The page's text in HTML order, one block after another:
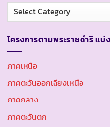
หมวด
หมู่
โครงการตามพระราชดำริ แบ่
ภาคเหนือ
ภาคตะวันออกเฉียงเหนือ
ภาคกลาง
ภาคตะวันตก